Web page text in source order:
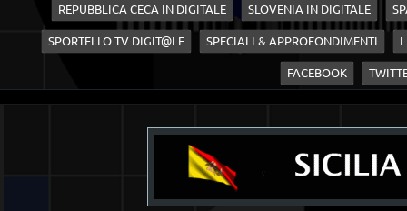
REPUBBLICA CECA IN DIGITALE SLOVENIA IN DIGITALE
SPORTELLO TV DIGIT@LE SPECIALI & APPROFONDIMENTI
FACEBOOK